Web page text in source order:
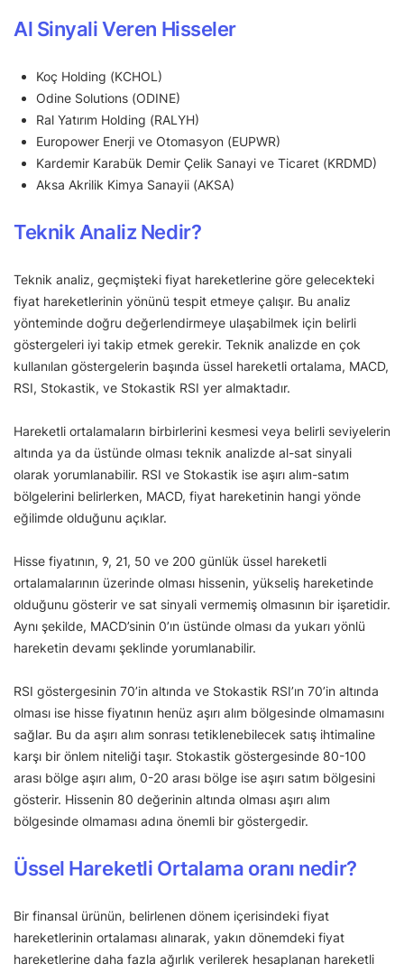
Al Sinyali Veren Hisseler
Koç Holding (KCHOL)
Odine Solutions (ODINE)
Ral Yatırım Holding (RALYH)
Europower Enerji ve Otomasyon (EUPWR)
Kardemir Karabük Demir Çelik Sanayi ve Ticaret (KRDMD)
Aksa Akrilik Kimya Sanayii (AKSA)
Teknik Analiz Nedir?
Teknik analiz, geçmişteki fiyat hareketlerine göre gelecekteki
fiyat hareketlerinin yönünü tespit etmeye çalışır. Bu analiz
yönteminde doğru değerlendirmeye ulaşabilmek için belirli
göstergeleri iyi takip etmek gerekir. Teknik analizde en çok
kullanılan göstergelerin başında üssel hareketli ortalama, MACD,
RSI, Stokastik, ve Stokastik RSI yer almaktadır.
Hareketli ortalamaların birbirlerini kesmesi veya belirli seviyelerin
altında ya da üstünde olması teknik analizde al-sat sinyali
olarak yorumlanabilir. RSI ve Stokastik ise aşırı alım-satım
bölgelerini belirlerken, MACD, fiyat hareketinin hangi yönde
eğilimde olduğunu açıklar.
Hisse fiyatının, 9, 21, 50 ve 200 günlük üssel hareketli
ortalamalarının üzerinde olması hissenin, yükseliş hareketinde
olduğunu gösterir ve sat sinyali vermemiş olmasının bir işaretidir.
Aynı şekilde, MACD’sinin 0’ın üstünde olması da yukarı yönlü
hareketin devamı şeklinde yorumlanabilir.
RSI göstergesinin 70’in altında ve Stokastik RSI’ın 70’in altında
olması ise hisse fiyatının henüz aşırı alım bölgesinde olmamasını
sağlar. Bu da aşırı alım sonrası tetiklenebilecek satış ihtimaline
karşı bir önlem niteliği taşır. Stokastik göstergesinde 80-100
arası bölge aşırı alım, 0-20 arası bölge ise aşırı satım bölgesini
gösterir. Hissenin 80 değerinin altında olması aşırı alım
bölgesinde olmaması adına önemli bir göstergedir.
Üssel Hareketli Ortalama oranı nedir?
Bir finansal ürünün, belirlenen dönem içerisindeki fiyat
hareketlerinin ortalaması alınarak, yakın dönemdeki fiyat
hareketlerine daha fazla ağırlık verilerek hesaplanan hareketli